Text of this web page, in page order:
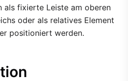
als fixierte Leiste am oberen
oder als relatives Element
positioniert werden.